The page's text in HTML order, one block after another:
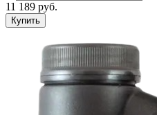
11 189 руб.
Купить